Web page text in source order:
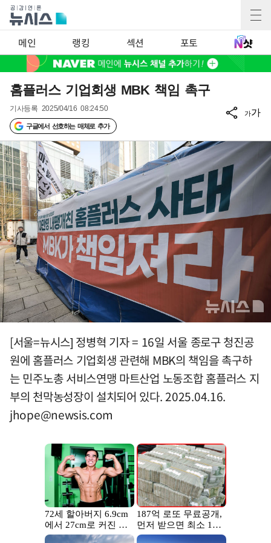
메인 랭킹 섹션 포토
홈플러스 기업회생 MBK 책임 촉구
기사등록 2025/04/16 08:24:50
구글에서 선호하는 매체로 추가
가가
[서울=뉴시스] 정병혁 기자 = 16일 서울 종로구 청진공
원에 홈플러스 기업회생 관련해 MBK의 책임을 촉구하
는 민주노총 서비스연맹 마트산업 노동조합 홈플러스 지
부의 천막농성장이 설치되어 있다. 2025.04.16.
jhope@newsis.com